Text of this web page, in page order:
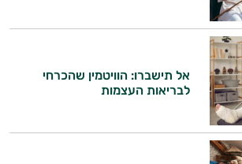
אל תישברו: הוויטמין שהכרחי
לבריאות העצמות